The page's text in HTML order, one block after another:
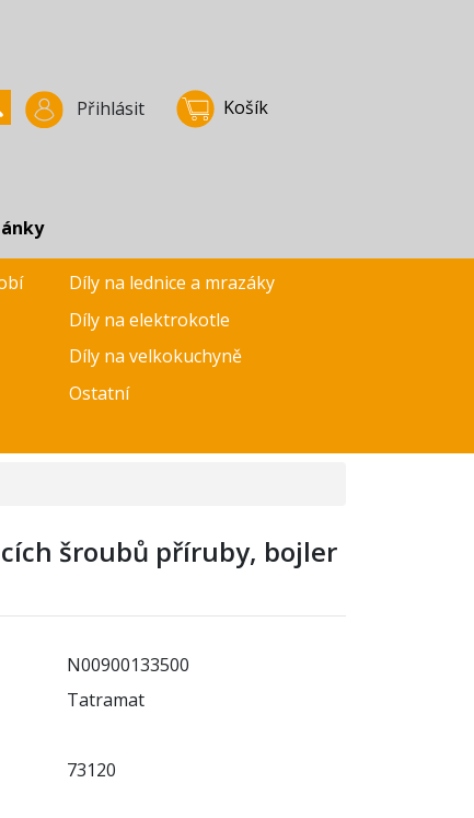
Přihlásit Košík
Díly na lednice a mrazáky
Díly na elektrokotle
Díly na velkokuchyně
Ostatní
šroubů příruby, bojler
N00900133500
Tatramat
73120